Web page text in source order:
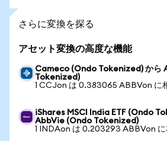
さらに変換を探る
アセット変換の高度な機能
Cameco (Ondo Tokenized) から
Tokenized)
1 CCJon は 0.383065 ABBVon に
iShares MSCI India ETF (Ondo
AbbVie (Ondo Tokenized)
1 INDAon は 0.203293 ABBVon に